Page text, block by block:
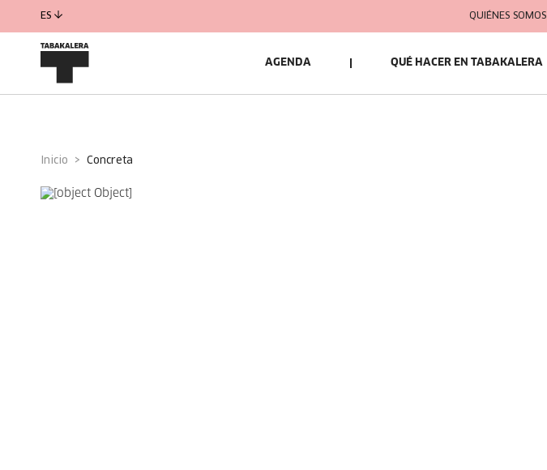
ES QUIÉNES SOMOS
AGENDA QUÉ HACER EN TABAKALERA
Inicio concreta